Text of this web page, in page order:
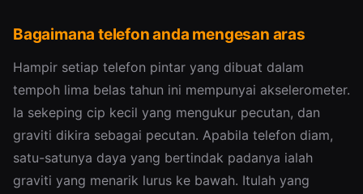
Bagaimana telefon anda mengesan aras
Hampir setiap telefon pintar yang dibuat dalam
tempoh lima belas tahun ini mempunyai akselerometer.
Ia sekeping cip kecil yang mengukur pecutan, dan
graviti dikira sebagai pecutan. Apabila telefon diam,
satu-satunya daya yang bertindak padanya ialah
graviti yang menarik lurus ke bawah. Itulah yang